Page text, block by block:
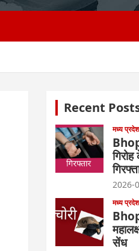
Recent
मध्य
2026-
मध्य
सेंध